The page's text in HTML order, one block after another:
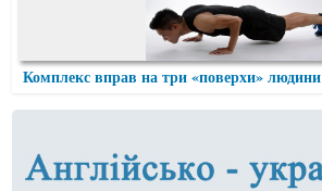
Комплекс вправ на три «поверхи» людини